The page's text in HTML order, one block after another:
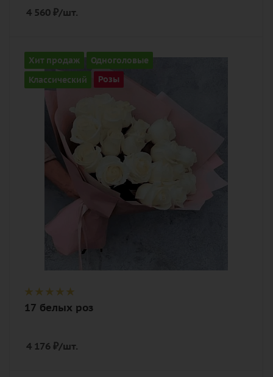
4 560 ₽/шт.
Хит продаж
Одноголовые
Классический
Розы
Количество
17
белый
Описание
роза, лента, дизайнерская упаковка
17 белых роз
4 176 ₽/шт.